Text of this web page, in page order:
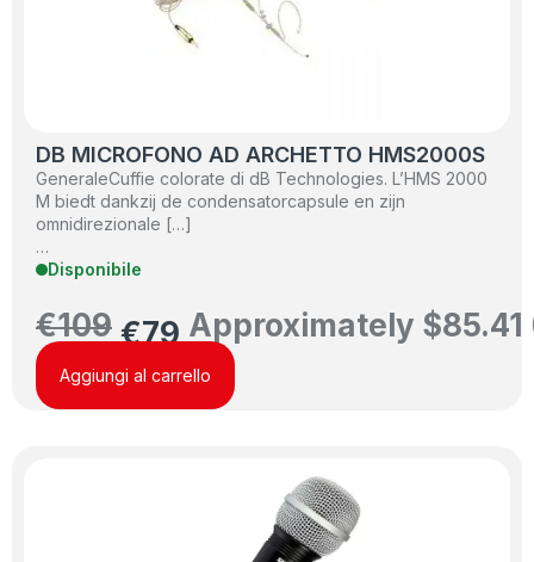
DB MICROFONO AD ARCHETTO HMS2000S
GeneraleCuffie colorate di dB Technologies. L’HMS 2000
M biedt dankzij de condensatorcapsule en zijn
omnidirezionale […]
…
Disponibile
€109 €79 Approximately $85.41
Aggiungi al carrello